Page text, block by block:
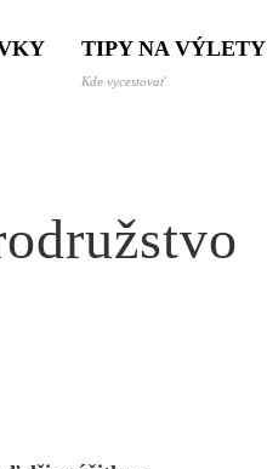
TIPY NA VÝLETY
Kde vycestovať